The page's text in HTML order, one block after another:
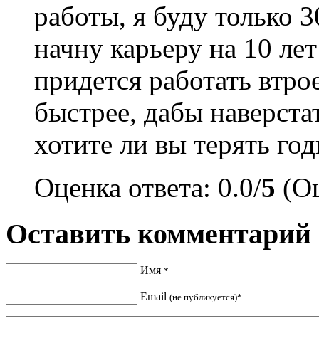
работы, я буду только
начну карьеру на 10
придется работать
быстрее, дабы
хотите ли вы терять
Оценка ответа: 0.0/5
Оставить комментарий
Имя *
Email (не публикуется)*